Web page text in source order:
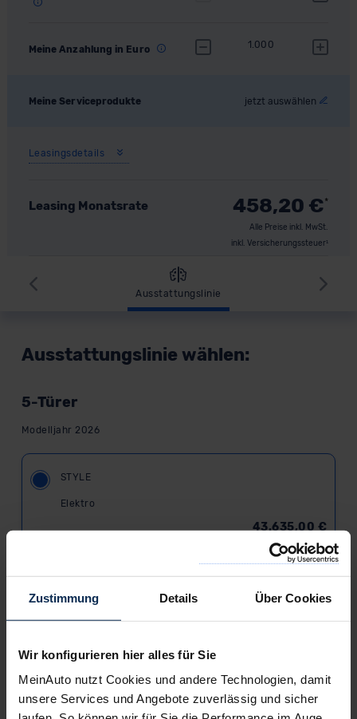
Zustimmung Details Über Cookies
Wir konfigurieren hier alles für Sie
MeinAuto nutzt Cookies und andere Technologien, damit
unsere Services und Angebote zuverlässig und sicher
Meine Anzahlung in Euro 1.000
Meine Serviceprodukte jetzt auswählen
Leasingsdetails
Leasing Monatsrate 458,20 €*
Alle Preise inkl. MwSt.
inkl. Versicherungssteuer¹
Ausstattungslinie
Ausstattungslinie wählen:
5-Türer
Modelljahr 2026
STYLE
Elektro
43.635,00€
) (inkl. MwSt.)
BUSINESS
Listenpreis (UVP) (inkl. MwSt.)
AUSSTATTUNG IM DETAIL